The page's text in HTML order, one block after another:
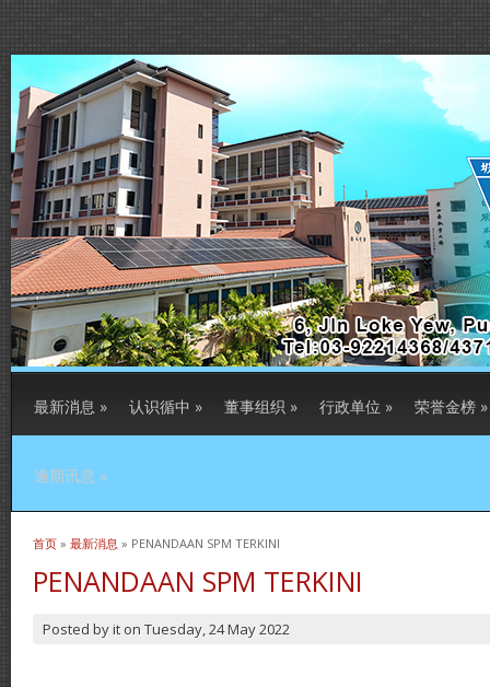
最新消息 » 认识循中 » 董事组织 » 行政单位 » 荣誉金榜 »
逾期讯息 »
当前位置
首页 » 最新消息 » PENANDAAN SPM TERKINI
PENANDAAN SPM TERKINI
Posted byit on Tuesday, 24 May 2022